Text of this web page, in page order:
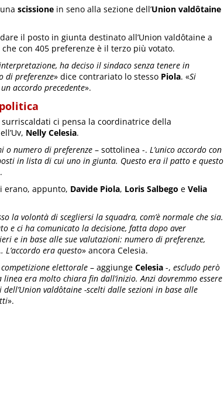
scissione in seno alla sezione dell’Union valdôtaine
il posto in giunta destinato all’Union valdôtaine a
che con 405 preferenze è il terzo più votato.
ha deciso il sindaco senza tenere in
di preferenze» dice contrariato lo stesso Piola. «Si
accordo precedente».
ci pensa la coordinatrice della
Nelly Celesia.
o numero di preferenze – sottolinea -. L’unico accordo con
in lista di cui uno in giunta. Questo era il patto e questo
erano, appunto, Davide Piola, Loris Salbego e Velia
la volontà di scegliersi la squadra, com’è normale che sia.
e ci ha comunicato la decisione, fatta dopo aver
e in base alle sue valutazioni: numero di preferenze,
L’accordo era questo» ancora Celesia.
elettorale – aggiunge Celesia -, escludo però
era molto chiara fin dall’inizio. Anzi dovremmo essere
valdôtaine -scelti dalle sezioni in base alle
».